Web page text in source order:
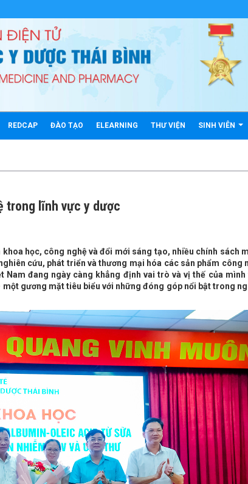
REDCAP ĐÀO TẠO ELEARNING THƯ VIỆN SINH VIÊN
trong lĩnh vực y dược
học, công nghệ và đổi mới sáng tạo, nhiều chính sách
cứu, phát triển và thương mại hóa các sản phẩm công
Nam đang ngày càng khẳng định vai trò và vị thế của mình
gương mặt tiêu biểu với những đóng góp nổi bật trong